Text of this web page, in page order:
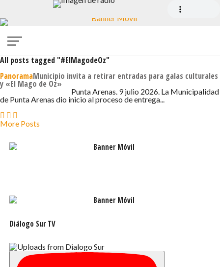
All posts tagged "#ElMagodeOz"
PanoramaMunicipio invita a retirar entradas para galas culturales
y «El Mago de Oz»
9 DE JULIO DE 2026 - 9:19 Punta Arenas. 9 julio 2026. La Municipalidad
de Punta Arenas dio inicio al proceso de entrega...
More Posts
Diálogo Sur TV